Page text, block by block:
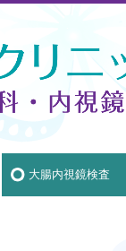
大腸内視鏡検査